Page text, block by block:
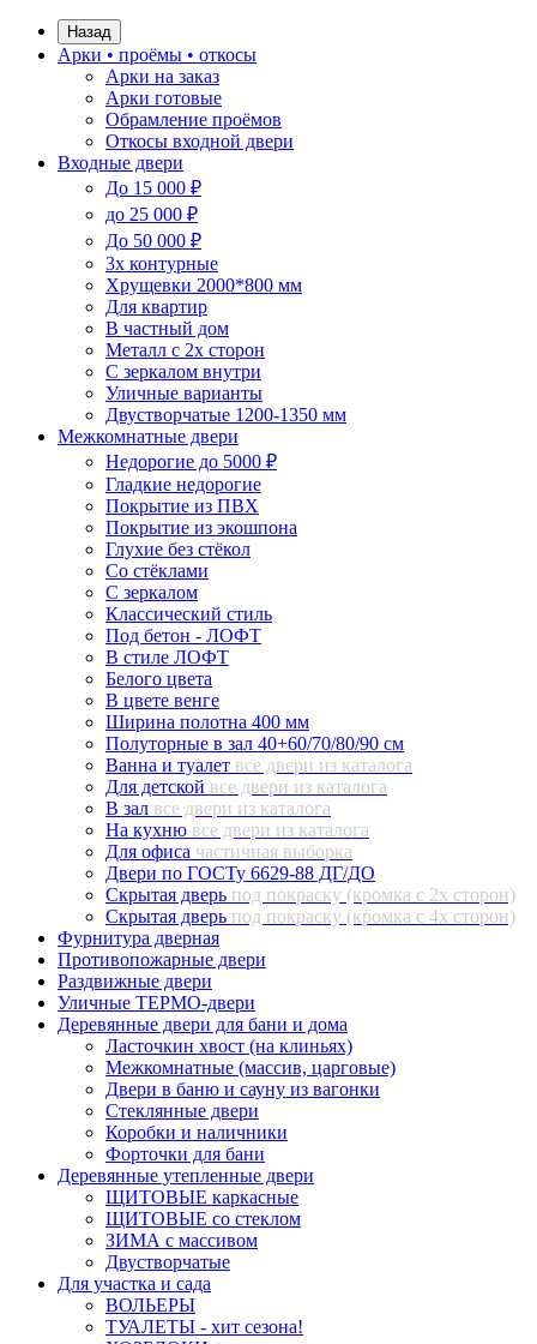
Назад
Арки • проёмы • откосы
Арки на заказ
Арки готовые
Обрамление проёмов
Откосы входной двери
Входные двери
До 15 000 ₽
до 25 000 ₽
До 50 000 ₽
3х контурные
Хрущевки 2000*800 мм
Для квартир
В частный дом
Металл с 2х сторон
С зеркалом внутри
Уличные варианты
Двустворчатые 1200-1350 мм
Межкомнатные двери
Недорогие до 5000 ₽
Гладкие недорогие
Покрытие из ПВХ
Покрытие из экошпона
Глухие без стёкол
Со стёклами
С зеркалом
Классический стиль
Под бетон - ЛОФТ
В стиле ЛОФТ
Белого цвета
В цвете венге
Ширина полотна 400 мм
Полуторные в зал 40+60/70/80/90 см
Ванна и туалет все двери из каталога
Для детской все двери из каталога
В зал все двери из каталога
На кухню все двери из каталога
Для офиса частичная выборка
Двери по ГОСТу 6629-88 ДГ/ДО
Скрытая дверь под покраску (кромка с 2х сторон)
Скрытая дверь под покраску (кромка с 4х сторон)
Фурнитура дверная
Противопожарные двери
Раздвижные двери
Уличные ТЕРМО-двери
Деревянные двери для бани и дома
Ласточкин хвост (на клиньях)
Межкомнатные (массив, царговые)
Двери в баню и сауну из вагонки
Стеклянные двери
Коробки и наличники
Форточки для бани
Деревянные утепленные двери
ЩИТОВЫЕ каркасные
ЩИТОВЫЕ со стеклом
ЗИМА с массивом
Двустворчатые
Для участка и сада
ВОЛЬЕРЫ
ТУАЛЕТЫ - хит сезона!